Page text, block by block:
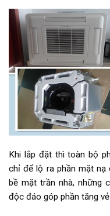
Khi lắp đặt thì toàn bộ
chỉ để lộ ra phần mặt nạ
bề mặt trần nhà, những
độc đáo góp phần tăng